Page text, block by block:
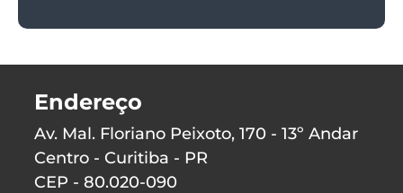
Endereço
Av. Mal. Floriano Peixoto, 170 - 13º Andar
Centro - Curitiba - PR
CEP - 80.020-090